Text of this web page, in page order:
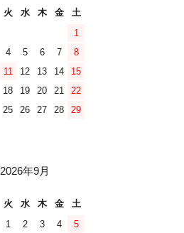
火 水 木 金
土
1
4 5 6 7
8
11 12 13 14
15
18 19 20 21
22
25 26 27 28
29
2026年9月
火 水 木 金
土
1
2 3 4
5